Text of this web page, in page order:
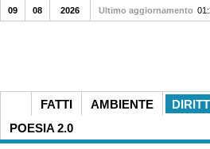
FATTI AMBIENTE
POESIA 2.0
09 08 2026 Ultimo aggiornamento